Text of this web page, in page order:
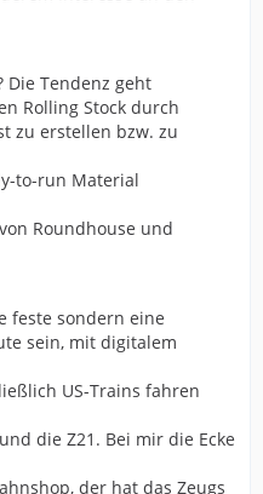
Die Tendenz geht
Rolling Stock durch
zu erstellen bzw. zu
to-run Material
Roundhouse und
feste sondern eine
sein, mit digitalem
US-Trains fahren
die Z21. Bei mir die Ecke
der hat das Zeugs